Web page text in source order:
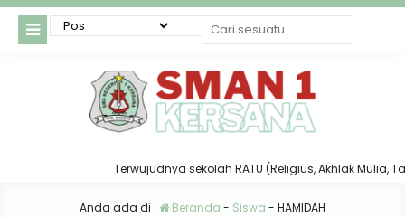
Terwujudnya sekolah RATU (Religius, Akhlak Mulia,
Anda ada di : Beranda - Siswa - HAMIDAH